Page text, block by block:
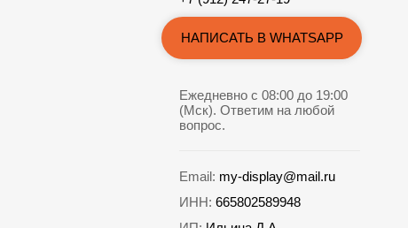
НАПИСАТЬ В WHATSAPP
Ежедневно с 08:00 до 19:00
(Мск). Ответим на любой
вопрос.
Email: my-display@mail.ru
ИНН: 665802589948